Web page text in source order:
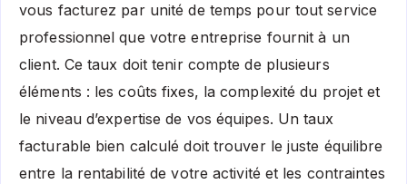
vous facturez par unité de temps pour tout service
professionnel que votre entreprise fournit à un
client. Ce taux doit tenir compte de plusieurs
éléments : les coûts fixes, la complexité du projet et
le niveau d’expertise de vos équipes. Un taux
facturable bien calculé doit trouver le juste équilibre
entre la rentabilité de votre activité et les contraintes